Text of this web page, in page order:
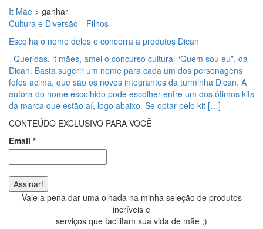
It Mãe > ganhar
Cultura e Diversão
Filhos
Escolha o nome deles e concorra a produtos Dican
Queridas, it mães, amei o concurso cultural “Quem sou eu”, da
Dican. Basta sugerir um nome para cada um dos personagens
fofos acima, que são os novos integrantes da turminha Dican. A
autora do nome escolhido pode escolher entre um dos ótimos kits
da marca que estão aí, logo abaixo. Se optar pelo kit […]
CONTEÚDO EXCLUSIVO PARA VOCÊ
Email *
Vale a pena dar uma olhada na minha seleção de produtos
incríveis e
serviços que facilitam sua vida de mãe ;)